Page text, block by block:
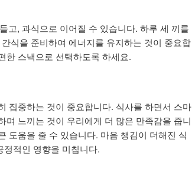
고, 과식으로 이어질 수 있습니다. 하루 세 끼를
식을 준비하여 에너지를 유지하는 것이 중요합
한 스낵으로 선택하도록 하세요.
집중하는 것이 중요합니다. 식사를 하면서 스마
며 느끼는 것이 우리에게 더 많은 만족감을 줍니
도움을 줄 수 있습니다. 마음 챙김이 더해진 식
적인 영향을 미칩니다.